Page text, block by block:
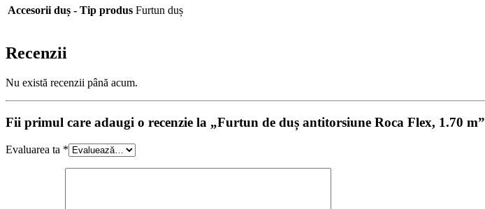
Accesorii duș - Tip produs Furtun duș
Recenzii
Nu există recenzii până acum.
Fii primul care adaugi o recenzie la „Furtun de duș antitorsiune Roca Flex, 1.70 m”
Evaluarea ta *